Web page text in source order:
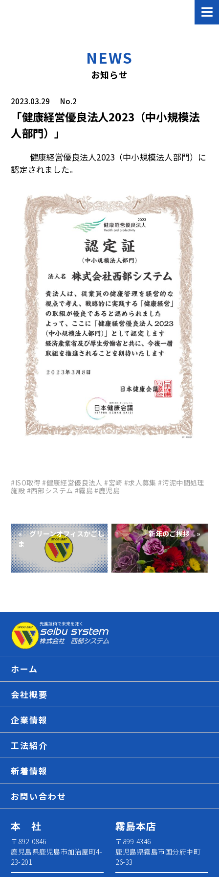
NEWS
お知らせ
2023.03.29 No.2
「健康経営優良法人2023（中小規模法
人部門）」
健康経営優良法人2023（中小規模法人部門）に
認定されました。
#ISO取得 #健康経営優良法人 #宮崎 #求人募集 #汚泥中間処理
施設 #西部システム #霧島 #鹿児島
« グリーンオフィスかごし
ま
新年のご挨拶 »
先進技術で未来を拓く
ホーム
会社概要
企業情報
工法紹介
新着情報
お問い合わせ
本 社
〒892-0846
鹿児島県鹿児島市加治屋町4-
23-201
霧島本店
〒899-4346
鹿児島県霧島市国分府中町
26-33